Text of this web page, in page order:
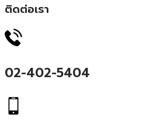
ติดต่อเรา
02-402-5404